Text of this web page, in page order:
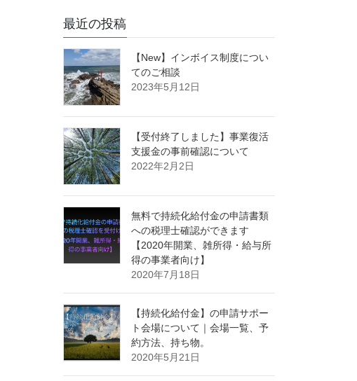
最近の投稿
【New】インボイス制度につい
てのご相談
2023年5月12日
【受付終了しました】事業復活
支援金の事前確認について
2022年2月2日
無料で持続化給付金の申請書類
への税理士確認ができます
【2020年開業、雑所得・給与所
得の事業者向け】
2020年7月18日
【持続化給付金】の申請サポー
ト会場について｜会場一覧、予
約方法、持ち物。
2020年5月21日